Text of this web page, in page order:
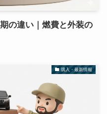
の違い｜燃費と外装の
購入・最新情報